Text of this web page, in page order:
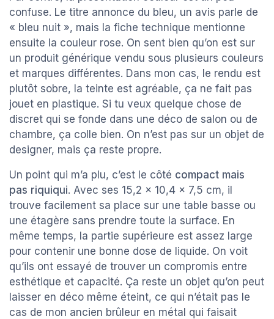
confuse. Le titre annonce du bleu, un avis parle de
« bleu nuit », mais la fiche technique mentionne
ensuite la couleur rose. On sent bien qu’on est sur
un produit générique vendu sous plusieurs couleurs
et marques différentes. Dans mon cas, le rendu est
plutôt sobre, la teinte est agréable, ça ne fait pas
jouet en plastique. Si tu veux quelque chose de
discret qui se fonde dans une déco de salon ou de
chambre, ça colle bien. On n’est pas sur un objet de
designer, mais ça reste propre.
Un point qui m’a plu, c’est le côté compact mais
pas riquiqui. Avec ses 15,2 x 10,4 x 7,5 cm, il
trouve facilement sa place sur une table basse ou
une étagère sans prendre toute la surface. En
même temps, la partie supérieure est assez large
pour contenir une bonne dose de liquide. On voit
qu’ils ont essayé de trouver un compromis entre
esthétique et capacité. Ça reste un objet qu’on peut
laisser en déco même éteint, ce qui n’était pas le
cas de mon ancien brûleur en métal qui faisait